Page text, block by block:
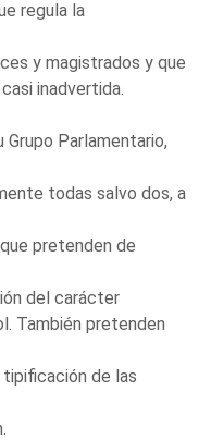
regula la
y magistrados y que
inadvertida.
Parlamentario,
todas salvo dos, a
pretenden de
del carácter
También pretenden
de las